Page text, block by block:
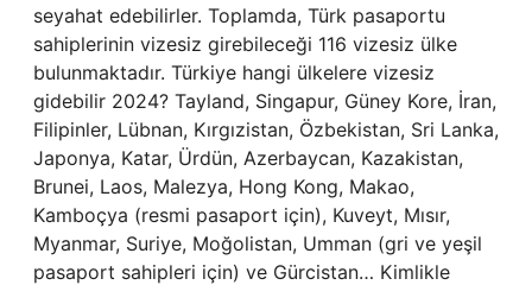
seyahat edebilirler. Toplamda, Türk pasaportu
sahiplerinin vizesiz girebileceği 116 vizesiz ülke
bulunmaktadır. Türkiye hangi ülkelere vizesiz
gidebilir 2024? Tayland, Singapur, Güney Kore, İran,
Filipinler, Lübnan, Kırgızistan, Özbekistan, Sri Lanka,
Japonya, Katar, Ürdün, Azerbaycan, Kazakistan,
Brunei, Laos, Malezya, Hong Kong, Makao,
Kamboçya (resmi pasaport için), Kuveyt, Mısır,
Myanmar, Suriye, Moğolistan, Umman (gri ve yeşil
pasaport sahipleri için) ve Gürcistan… Kimlikle